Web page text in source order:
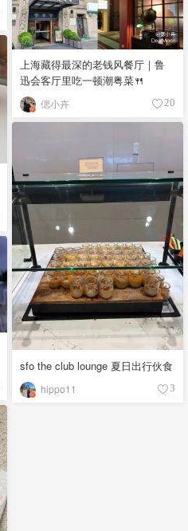
上海藏得最深的老钱风餐厅｜鲁
迅会客厅里吃一顿潮粤菜🍴
偲小卉 20
sfo the club lounge 夏日出行伙食
hippo11 3